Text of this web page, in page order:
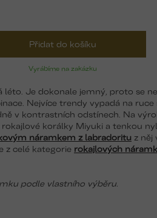
Vyrábíme na zakázku
Přidat do košíku
Je dokonale jemný, proto se
Nejvíce trendy vypadá na ruce
v kontrastních odstínech. Na
korálky Miyuki a tenkou
náramkem z labradoritu z
z celé kategorie rokajlových
podle vlastního výběru.